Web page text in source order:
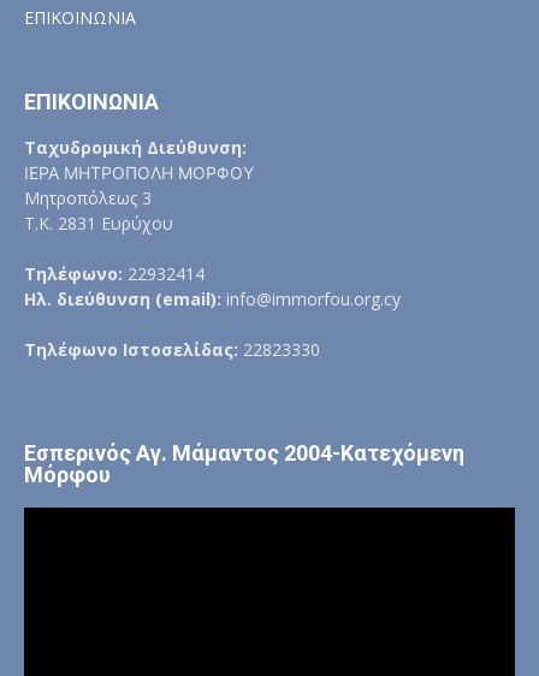
ΕΠΙΚΟΙΝΩΝΙΑ
ΕΠΙΚΟΙΝΩΝΙΑ
Ταχυδρομική Διεύθυνση:
ΙΕΡΑ ΜΗΤΡΟΠΟΛΗ ΜΟΡΦΟΥ
Μητροπόλεως 3
Τ.Κ. 2831 Ευρύχου
Τηλέφωνο: 22932414
Ηλ. διεύθυνση (email): info@immorfou.org.cy
Τηλέφωνο Ιστοσελίδας: 22823330
Εσπερινός Αγ. Μάμαντος 2004-Κατεχόμενη
Μόρφου